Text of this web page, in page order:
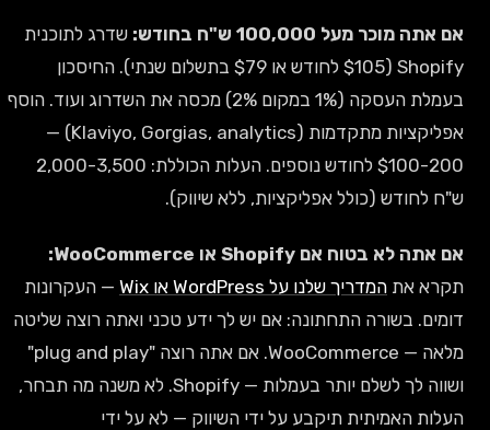
אם אתה מוכר מעל 100,000 ש"ח בחודש:
שדרג לתוכנית
Shopify ($105 לחודש או $79 בתשלום שנתי). החיסכון
בעמלת העסקה (1% במקום 2%) מכסה את השדרוג ועוד. הוסף
אפליקציות מתקדמות (Klaviyo, Gorgias, analytics) —
$100-200 לחודש נוספים. העלות הכוללת: 2,000-3,500
ש"ח לחודש (כולל אפליקציות, ללא שיווק).
אם אתה לא בטוח אם Shopify או WooCommerce:
תקרא אתהמדריך שלנו על WordPress או Wix
— העקרונות
דומים. בשורה התחתונה: אם יש לך ידע טכני ואתה רוצה שליטה
מלאה — WooCommerce. אם אתה רוצה "plug and play"
ושווה לך לשלם יותר בעמלות — Shopify. לא משנה מה תבחר,
העלות האמיתית תיקבע על ידי השיווק — לא על ידי